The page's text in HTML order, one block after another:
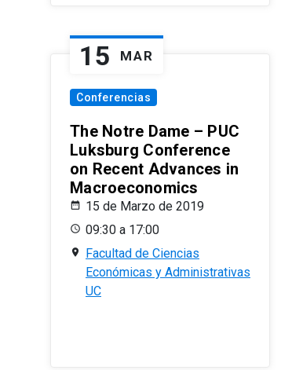
15 MAR
Conferencias
The Notre Dame – PUC
Luksburg Conference
on Recent Advances in
Macroeconomics
15 de Marzo de 2019
09:30 a 17:00
Facultad de Ciencias
Económicas y Administrativas
UC